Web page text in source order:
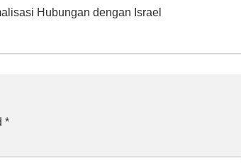
Hubungan dengan Israel
*